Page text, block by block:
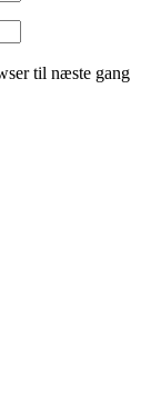
til næste gang